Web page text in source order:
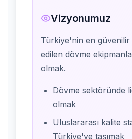
Vizyonumuz
Türkiye'nin en
edilen dövme
olmak.
Dövme sektöründe
olmak
Uluslararası kalite
Türkiye'ye taşımak